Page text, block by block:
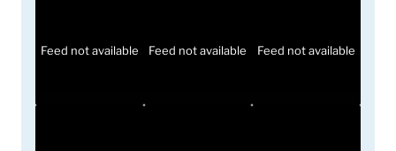
Feed not available Feed not available Feed not available